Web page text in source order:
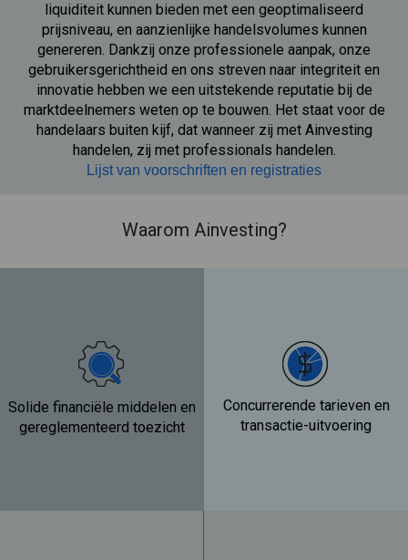
liquiditeit kunnen bieden met een geoptimaliseerd
prijsniveau, en aanzienlijke handelsvolumes kunnen
genereren. Dankzij onze professionele aanpak, onze
gebruikersgerichtheid en ons streven naar integriteit en
innovatie hebben we een uitstekende reputatie bij de
marktdeelnemers weten op te bouwen. Het staat voor de
handelaars buiten kijf, dat wanneer zij met Ainvesting
handelen, zij met professionals handelen.
Lijst van voorschriften en registraties
Waarom Ainvesting?
Solide financiële middelen en
gereglementeerd toezicht
Concurrerende tarieven en
transactie-uitvoering